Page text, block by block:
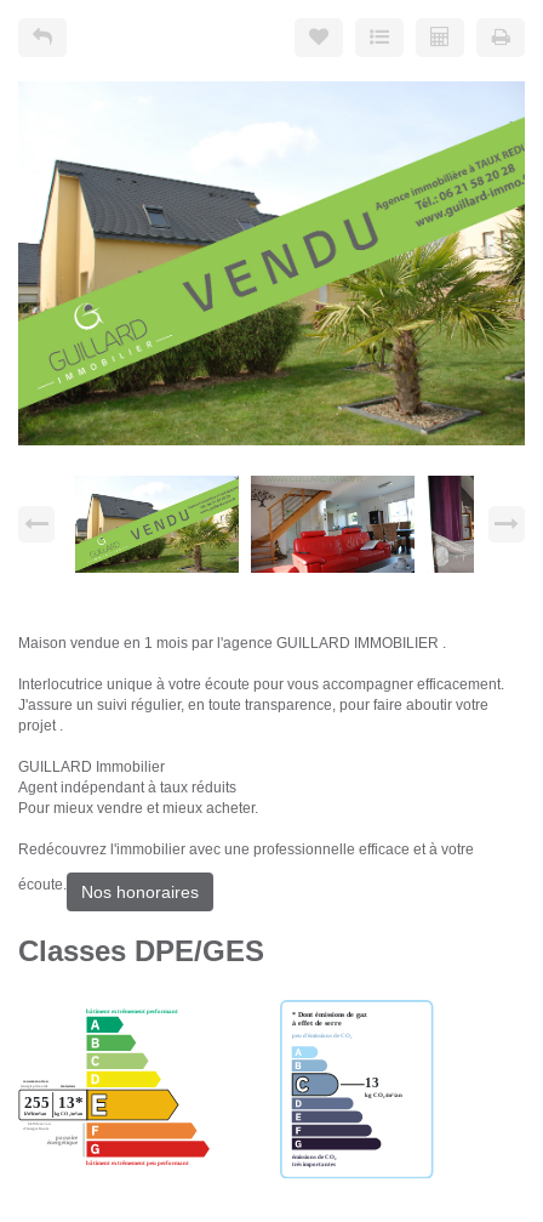
Maison vendue en 1 mois par l'agence GUILLARD IMMOBILIER .
Interlocutrice unique à votre écoute pour vous accompagner efficacement.
J'assure un suivi régulier, en toute transparence, pour faire aboutir votre
projet .
GUILLARD Immobilier
Agent indépendant à taux réduits
Pour mieux vendre et mieux acheter.
Redécouvrez l'immobilier avec une professionnelle efficace et à votre
écoute. Nos honoraires
Classes DPE/GES